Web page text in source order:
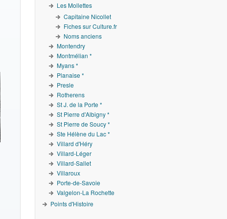
Les Mollettes
Capitaine Nicollet
Fiches sur Culture.fr
Noms anciens
Montendry
Montmélian *
Myans *
Planaise *
Presle
Rotherens
St J. de la Porte *
St Pierre d'Albigny *
St Pierre de Soucy *
Ste Hélène du Lac *
Villard d'Héry
Villard-Léger
Villard-Sallet
Villaroux
Porte-de-Savoie
Valgelon-La Rochette
Points d'Histoire